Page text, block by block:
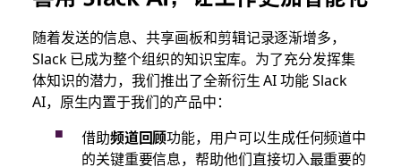
随着发送的信息、共享画板和剪辑记录逐渐增多，
Slack 已成为整个组织的知识宝库。为了充分发挥集
体知识的潜力，我们推出了全新衍生 AI 功能 Slack
AI，原生内置于我们的产品中：
借助频道回顾功能，用户可以生成任何频道中
的关键重要信息，帮助他们直接切入最重要的